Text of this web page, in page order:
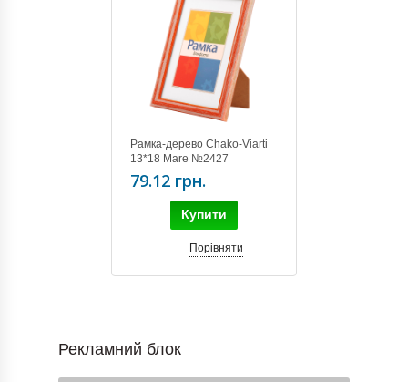
Рамка-дерево Chako-Viarti
13*18 Mare №2427
79.12 грн.
Купити
Порівняти
Рекламний блок